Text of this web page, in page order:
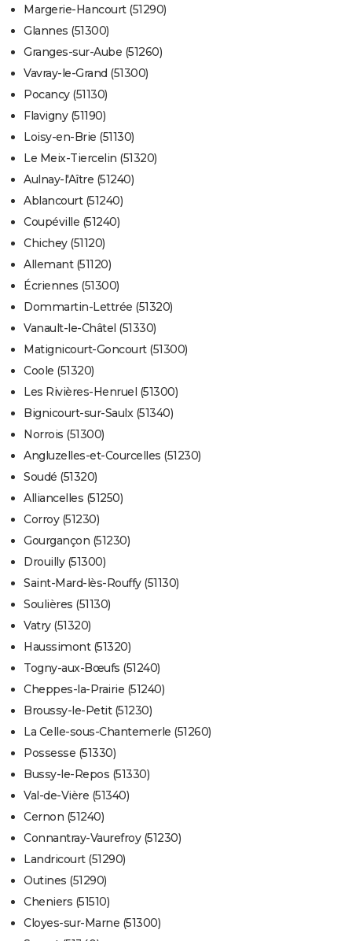
Margerie-Hancourt (51290)
Glannes (51300)
Granges-sur-Aube (51260)
Vavray-le-Grand (51300)
Pocancy (51130)
Flavigny (51190)
Loisy-en-Brie (51130)
Le Meix-Tiercelin (51320)
Aulnay-l'Aître (51240)
Ablancourt (51240)
Coupéville (51240)
Chichey (51120)
Allemant (51120)
Écriennes (51300)
Dommartin-Lettrée (51320)
Vanault-le-Châtel (51330)
Matignicourt-Goncourt (51300)
Coole (51320)
Les Rivières-Henruel (51300)
Bignicourt-sur-Saulx (51340)
Norrois (51300)
Angluzelles-et-Courcelles (51230)
Soudé (51320)
Alliancelles (51250)
Corroy (51230)
Gourgançon (51230)
Drouilly (51300)
Saint-Mard-lès-Rouffy (51130)
Soulières (51130)
Vatry (51320)
Haussimont (51320)
Togny-aux-Bœufs (51240)
Cheppes-la-Prairie (51240)
Broussy-le-Petit (51230)
La Celle-sous-Chantemerle (51260)
Possesse (51330)
Bussy-le-Repos (51330)
Val-de-Vière (51340)
Cernon (51240)
Connantray-Vaurefroy (51230)
Landricourt (51290)
Outines (51290)
Cheniers (51510)
Cloyes-sur-Marne (51300)